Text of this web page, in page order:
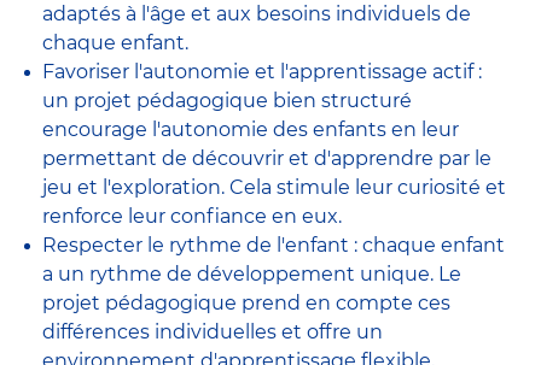
adaptés à l'âge et aux besoins individuels de
chaque enfant.
Favoriser l'autonomie et l'apprentissage actif :
un projet pédagogique bien structuré
encourage l'autonomie des enfants en leur
permettant de découvrir et d'apprendre par le
jeu et l'exploration. Cela stimule leur curiosité et
renforce leur confiance en eux.
Respecter le rythme de l'enfant : chaque enfant
a un rythme de développement unique. Le
projet pédagogique prend en compte ces
différences individuelles et offre un